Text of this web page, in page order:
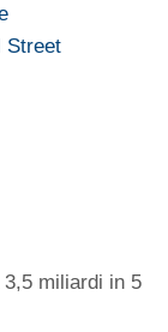
Street
miliardi in 5